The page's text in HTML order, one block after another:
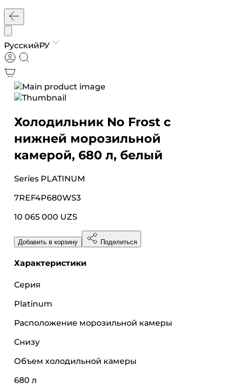
РусскийРУ
Холодильник No Frost с
нижней морозильной
камерой, 680 л, белый
Series PLATINUM
7REF4P680WS3
10 065 000 UZS
Добавить в корзину Поделиться
Характеристики
Серия
Platinum
Расположение морозильной камеры
Снизу
Объем холодильной камеры
680 л